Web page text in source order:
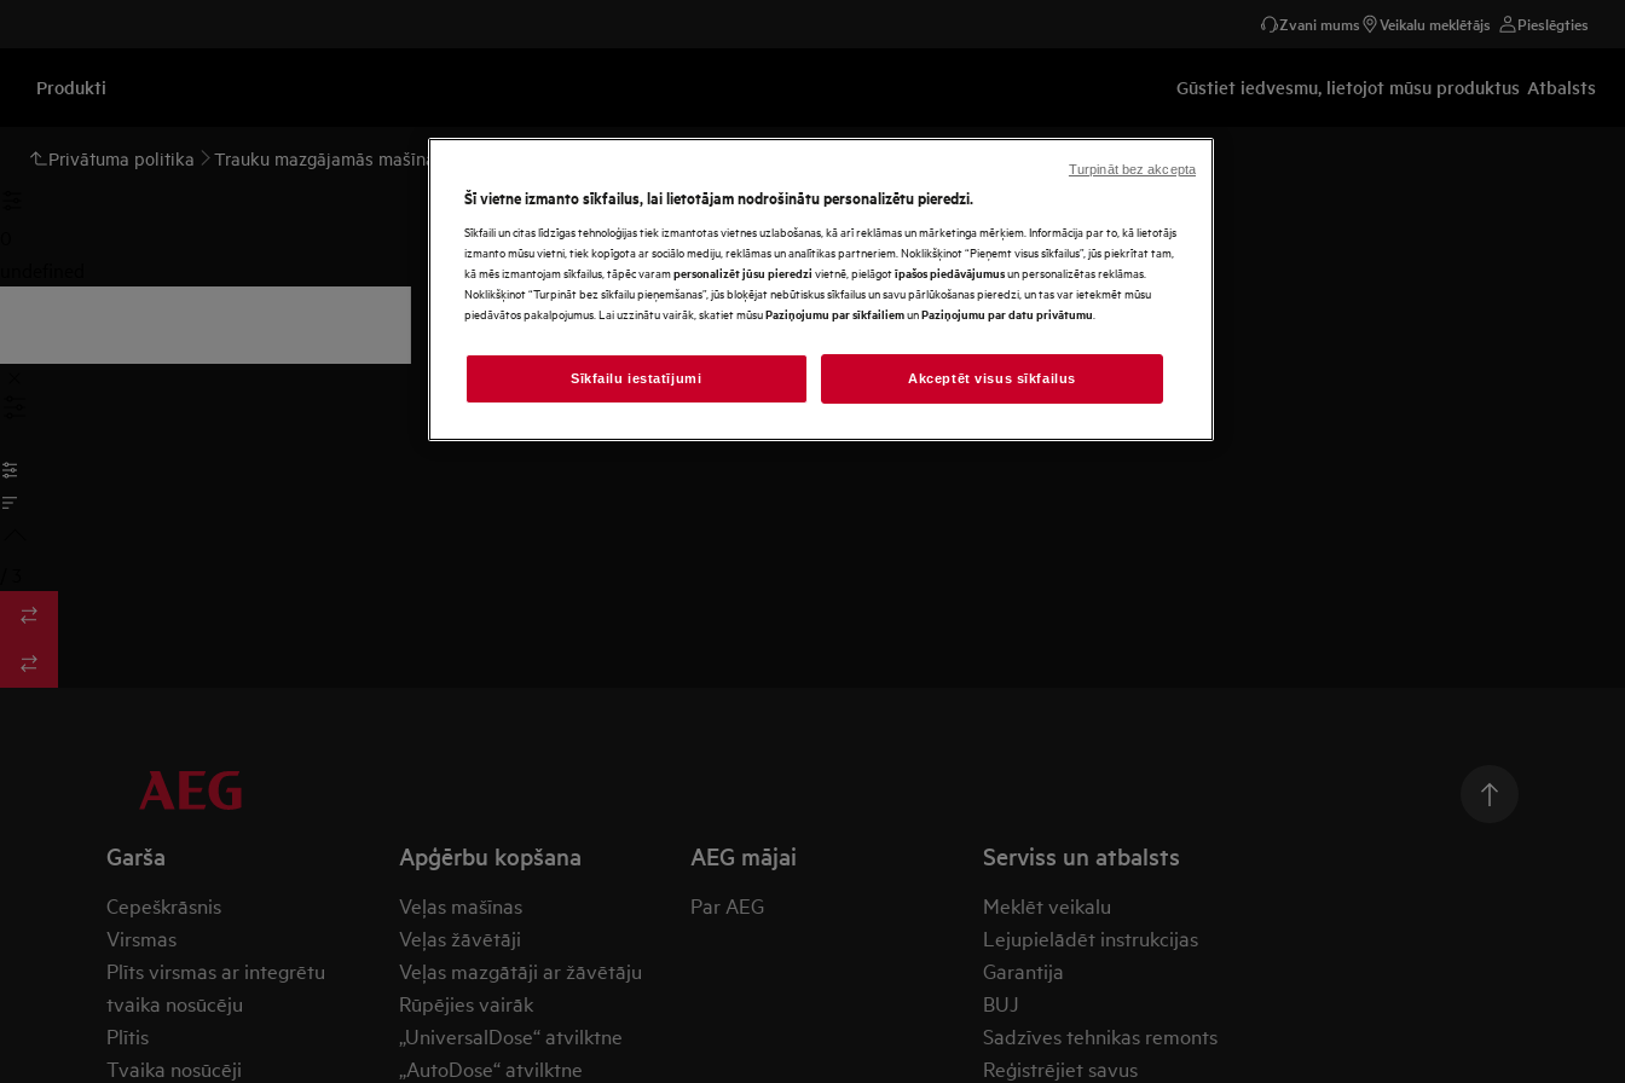
Zvani mums Veikalu meklētājs Pieslēgties
Produkti Gūstiet iedvesmu, lietojot mūsu produktus Atbalsts
Privātuma politika Trauku mazgājamās mašīnas un aksesuāri
Garša
Cepeškrāsnis
Virsmas
Plīts virsmas ar integrētu
tvaika nosūcēju
Plītis
Tvaika nosūcēji
Apģērbu kopšana
Veļas mašīnas
Veļas žāvētāji
Veļas mazgātāji ar žāvētāju
Rūpējies vairāk
„UniversalDose“ atvilktne
„AutoDose“ atvilktne
AEG mājai
Par AEG
Serviss un atbalsts
Meklēt veikalu
Lejupielādēt instrukcijas
Garantija
BUJ
Sadzīves tehnikas remonts
Reģistrējiet savus
Šī vietne izmanto sīkfailus, lai lietotājam nodrošinātu personalizētu pieredzi.
Sīkfaili un citas līdzīgas tehnoloģijas tiek izmantotas vietnes uzlabošanas, kā arī reklāmas un mārketinga mērķiem. Informācija par to, kā lietotājs
izmanto mūsu vietni, tiek kopīgota ar sociālo mediju, reklāmas un analītikas partneriem. Noklikšķinot “Pieņemt visus sīkfailus”, jūs piekrītat tam,
kā mēs izmantojam sīkfailus, tāpēc varampersonalizēt jūsu pieredzi vietnē, pielāgotīpašos piedāvājumusun personalizētas reklāmas.
Noklikšķinot “Turpināt bez sīkfailu pieņemšanas”, jūs bloķējat nebūtiskus sīkfailus un savu pārlūkošanas pieredzi, un tas var ietekmēt mūsu
piedāvātos pakalpojumus. Lai uzzinātu vairāk, skatiet mūsuPaziņojumu par sīkfailiemunPaziņojumu par datu privātumu
Sīkfailu iestatījumi Akceptēt visus sīkfailus
Turpināt bez akcepta